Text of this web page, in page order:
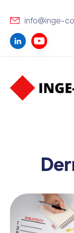
info@inge-